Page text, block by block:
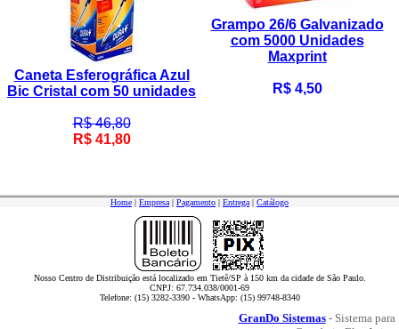
Caneta Esferográfica Azul
Bic Cristal com 50 unidades
R$ 46,80
R$ 41,80
Grampo 26/6 Galvanizado
com 5000 Unidades
Maxprint
R$ 4,50
Home | Empresa| Pagamento | Entrega| Catálogo
Nosso Centro de Distribuição está localizado em Tietê/SP à 150 km da cidade de São Paulo.
CNPJ: 67.734.038/0001-69
Telefone: (15) 3282-3390 - WhatsApp: (15) 99748-8340
GranDo Sistemas- Sistema para